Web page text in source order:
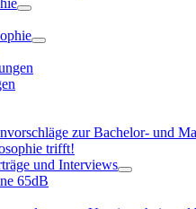
zur Bachelor- und
trifft!
und Interviews
65dB